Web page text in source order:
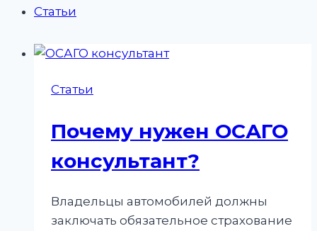
Статьи
Статьи
Почему нужен ОСАГО
консультант?
Владельцы автомобилей должны
заключать обязательное страхование